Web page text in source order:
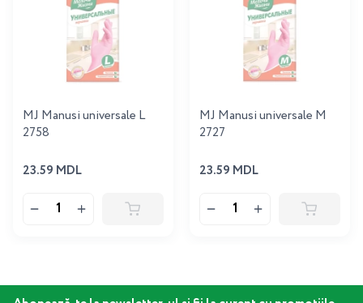
MJ Manusi universale L
2758
23.59 MDL
MJ Manusi universale M
2727
23.59 MDL